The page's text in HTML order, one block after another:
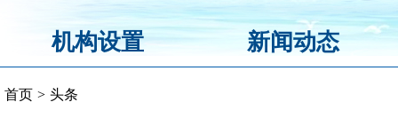
机构设置 新闻动态
首页 > 头条